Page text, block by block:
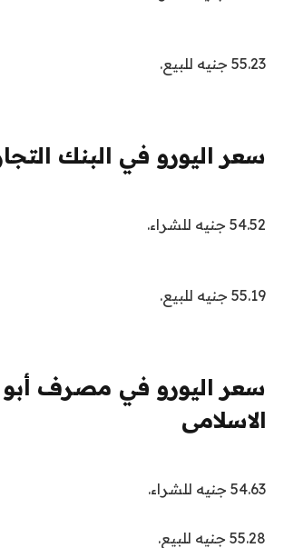
55.23 جنيه للبيع.
سعر اليورو في البنك
54.52 جنيه للشراء.
55.19 جنيه للبيع.
سعر اليورو في مصرف
الاسلامى
54.63 جنيه للشراء.
55.28 جنيه للبيع.